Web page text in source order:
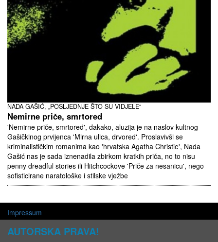
NADA GAŠIĆ, „POSLJEDNJE ŠTO SU VIDJELE“
Nemirne priče, smrtored
'Nemirne priče, smrtored', dakako, aluzija je na naslov kultnog
Gašičkinog prvijenca 'Mirna ulica, drvored'. Proslavivši se
kriminalističkim romanima kao 'hrvatska Agatha Christie', Nada
Gašić nas je sada iznenadila zbirkom kratkih priča, no to nisu
penny dreadful stories ili Hitchcockove 'Priče za nesanicu', nego
sofisticirane naratološke i stilske vježbe
Impressum
AUTORSKA PRAVA!